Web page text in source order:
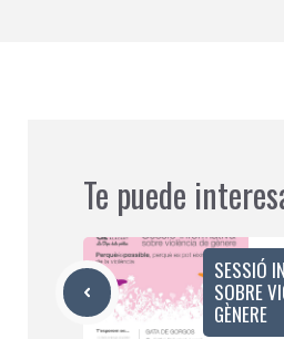
Te puede
SESSIÓ
SOBRE
GÈNERE